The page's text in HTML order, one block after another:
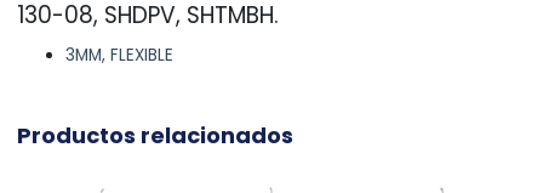
130-08, SHDPV, SHTMBH.
3MM, FLEXIBLE
Productos relacionados